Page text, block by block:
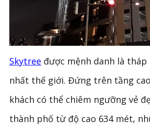
Skytree được mệnh danh là tháp
nhất thế giới. Đứng trên tầng
khách có thể chiêm ngưỡng vẻ
thành phố từ độ cao 634 mét,